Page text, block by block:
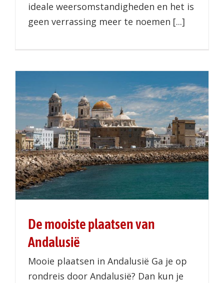
ideale weersomstandigheden en het is
geen verrassing meer te noemen [...]
De mooiste plaatsen van
Andalusië
Mooie plaatsen in Andalusië Ga je op
rondreis door Andalusië? Dan kun je